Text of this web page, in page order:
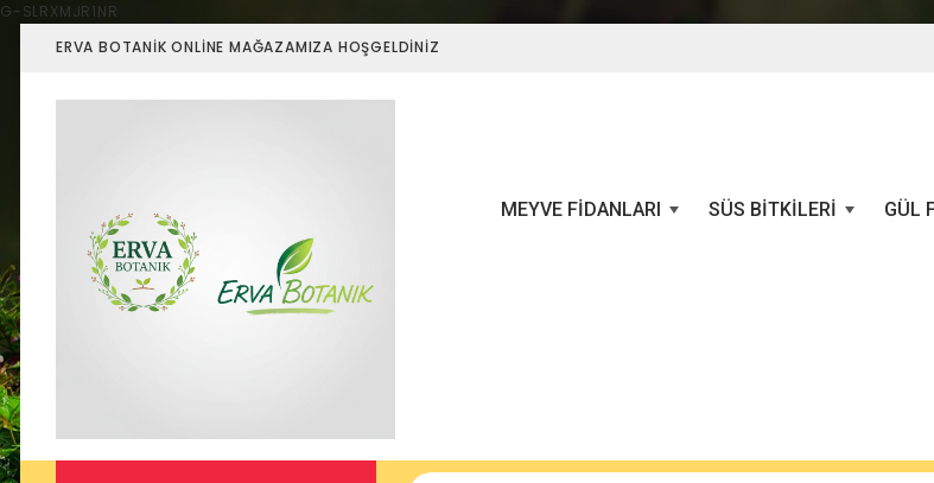
G-SLRXMJR1NR
ERVA BOTANIK ONLINE MAĞAZAMIZA HOŞGELDINIZ
MEYVE FIDANLARI SÜS BITKILERI GÜL